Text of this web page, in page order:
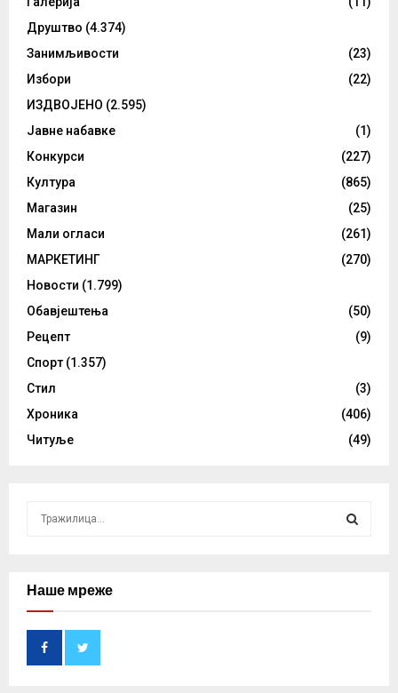
Друштво (4.374)
Занимљивости
(23)
Избори
(22)
ИЗДВОЈЕНО (2.595)
Јавне набавке
(1)
Конкурси
(227)
Култура
(865)
Магазин
(25)
Мали огласи
(261)
МАРКЕТИНГ
(270)
Новости (1.799)
Обавјештења
(50)
Рецепт
(9)
Спорт (1.357)
Стил
(3)
Хроника
(406)
Читуље
(49)
cНаше мреже